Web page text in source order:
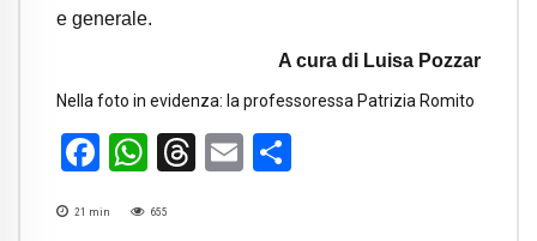
e generale.
A cura di Luisa Pozzar
Nella foto in evidenza: la professoressa Patrizia Romito
Facebook
WhatsApp
Threads
Email
21 min 655